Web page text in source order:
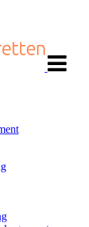
navigasjon